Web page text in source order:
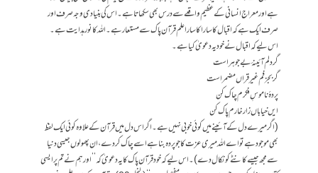
ہے اور معراج انسانی کے عظیم واقعے سے درس بھی سکھاتا ہے۔ اس کی بنیادی وجہ صرف اور
صرف ایک ہے کہ اقبال کا سارا کا سارا علم قرآن پاک سے مستعار ہے۔ اللہ کا نور ہدایت ہے۔
اس لیے کہ اقبال نے خود یہ دعویٰ کیا ہے۔
گردلم آئینۂ بے جوہر است
گر بجز فم غیر قراں مضمراست
پردۂ ناموسِ فکرم چاک کن
ایں خیاباں زار خارم پاک کن
(اگر میرے دل کے آئینے میں کوئی خوبی نہیں ہے۔ اگر اس دل میں قرآن کے علاوہ کوئی ایک لفظ
بھی موجود ہے تو اے اللہ میری عزت کا جو پردہ بنا ہے اسے چاک کردے، ان پھولوں جیسی دنیا
سے مجھ جیسے کانٹے کو نکال دے)۔ اس لیے کہ خود قرآن پاک کا یہ دعویٰ کہ ’’اور ہم نے تم پر ایسی